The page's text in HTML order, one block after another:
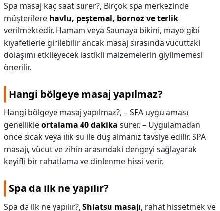
Spa masaj kaç saat sürer?, Birçok spa merkezinde
müşterilere havlu, peştemal, bornoz ve terlik
verilmektedir. Hamam veya Saunaya bikini, mayo gibi
kıyafetlerle girilebilir ancak masaj sırasında vücuttaki
dolaşımı etkileyecek lastikli malzemelerin giyilmemesi
önerilir.
Hangi bölgeye masaj yapılmaz?
Hangi bölgeye masaj yapılmaz?, – SPA uygulaması
genellikleortalama 40 dakika sürer. – Uygulamadan
önce sıcak veya ılık su ile duş almanız tavsiye edilir. SPA
masajı, vücut ve zihin arasındaki dengeyi sağlayarak
keyifli bir rahatlama ve dinlenme hissi verir.
Spa da ilk ne yapılır?
Spa da ilk ne yapılır?, Shiatsu masajı, rahat hissetmek ve